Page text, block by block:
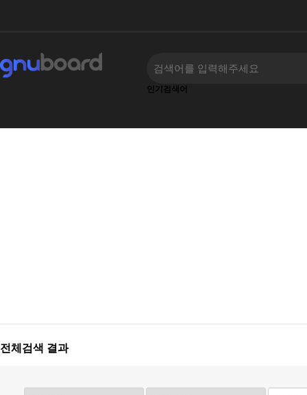
인기검색어
전체검색 결과